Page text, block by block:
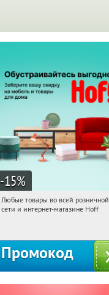
-15%
17:18:02 Получили:
Любые товары во всей розничной
сети и интернет-магазине Hoff
Промокод